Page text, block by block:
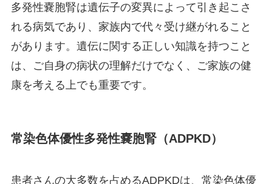
多発性嚢胞腎は遺伝子の変異によって引き起こさ
れる病気であり、家族内で代々受け継がれること
があります。遺伝に関する正しい知識を持つこと
は、ご自身の病状の理解だけでなく、ご家族の健
康を考える上でも重要です。
常染色体優性多発性嚢胞腎（ADPKD）
患者さんの大多数を占めるADPKDは、常染色体優